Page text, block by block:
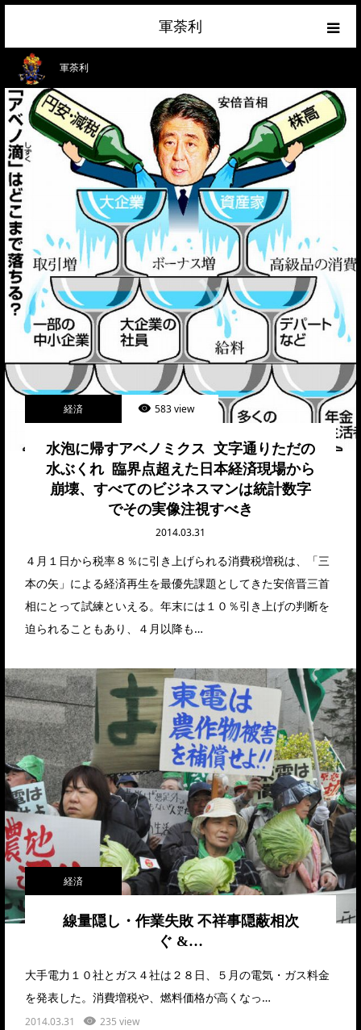
軍荼利
軍荼利
経済 583 view
水泡に帰すアベノミクス 文字通りただの
水ぶくれ 臨界点超えた日本経済現場から
崩壊、すべてのビジネスマンは統計数字
でその実像注視すべき
2014.03.31
４月１日から税率８％に引き上げられる消費税増税は、「三
本の矢」による経済再生を最優先課題としてきた安倍晋三首
相にとって試練といえる。年末には１０％引き上げの判断を
迫られることもあり、４月以降も…
経済
線量隠し・作業失敗 不祥事隠蔽相次
ぐ &…
大手電力１０社とガス４社は２８日、５月の電気・ガス料金
を発表した。消費増税や、燃料価格が高くなっ…
2014.03.31 235 view
経済
ネトウヨ
政治
ライフハック
サイトマップ
about
お問合せ